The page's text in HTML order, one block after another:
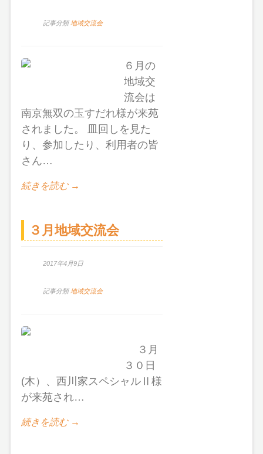
記事分類地域交流会
６月の
地域交
流会は
南京無双の玉すだれ様が来苑
されました。 皿回しを見た
り、参加したり、利用者の皆
さん…
続きを読む →
３月地域交流会
2017年4月9日
記事分類地域交流会
３月
３０日
(木）、西川家スペシャルⅡ様
が来苑され…
続きを読む →